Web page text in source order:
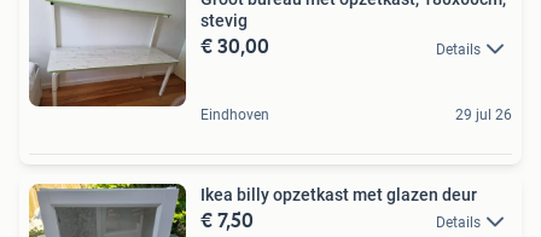
stevig
€ 30,00 Details
Eindhoven 29 jul 26
Ikea billy opzetkast met glazen deur
€ 7,50 Details